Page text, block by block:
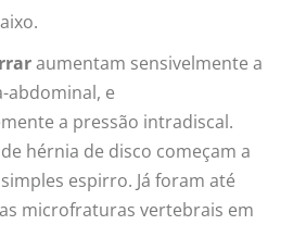
aumentam sensivelmente a
abdominal, e
a pressão intradiscal.
hérnia de disco começam a
espirro. Já foram até
microfraturas vertebrais em